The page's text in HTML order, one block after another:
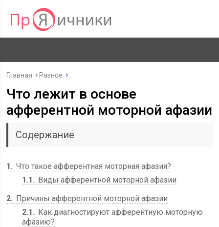
Главная Разное
Что лежит в основе
афферентной моторной афазии
Содержание
1
Что такое афферентная моторная афазия?
1.1
Виды афферентной моторной афазии
2
Причины афферентной моторной афазии
2.1
Как диагностируют афферентную моторную
афазию?